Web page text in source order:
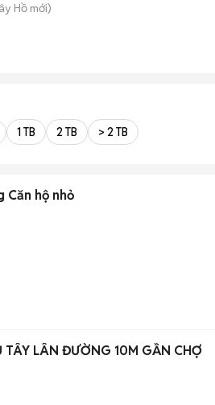
Hồ mới)
1 TB 2 TB > 2 TB
Căn hộ nhỏ
LÂN ĐƯỜNG 10M GẦN CHỢ